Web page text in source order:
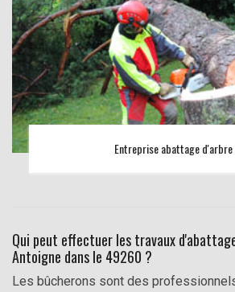
Entreprise abattage
Qui peut effectuer les travaux
Antoigne dans le 49260 ?
Les bûcherons sont des